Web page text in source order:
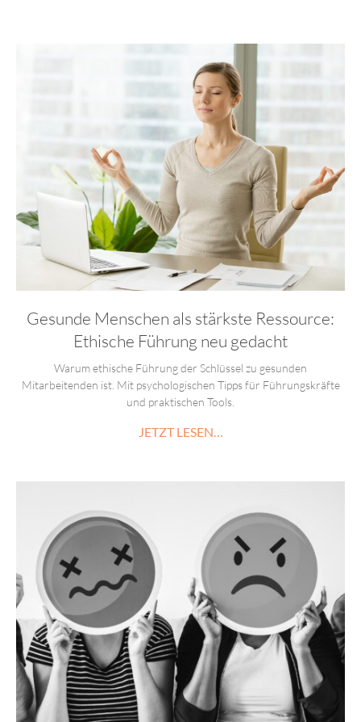
Gesunde Menschen als stärkste Ressource:
Ethische Führung neu gedacht
Warum ethische Führung der Schlüssel zu gesunden
Mitarbeitenden ist. Mit psychologischen Tipps für Führungskräfte
und praktischen Tools.
JETZT LESEN…